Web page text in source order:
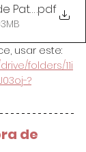
Patchwork
.pdf
usar este:
folders/11i
?
de